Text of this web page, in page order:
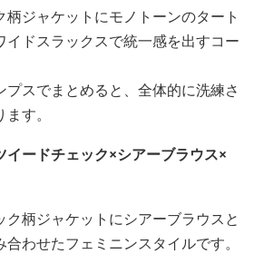
柄ジャケットにモノトーンのタート
イドスラックスで統一感を出すコー
プスでまとめると、全体的に洗練さ
す。
ードチェック×シアーブラウス×
ク柄ジャケットにシアーブラウスと
わせたフェミニンスタイルです。